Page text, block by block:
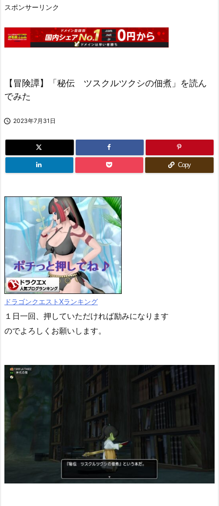
スポンサーリンク
【冒険譚】「秘伝 ツスクルツクシの佃煮」を読ん
でみた
 2023年7月31日
Copy
ドラゴンクエストXランキング
１日一回、押していただければ励みになります
のでよろしくお願いします。